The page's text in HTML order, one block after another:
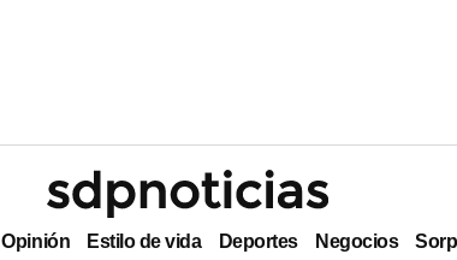
Opinión Estilo de vida Deportes Negocios